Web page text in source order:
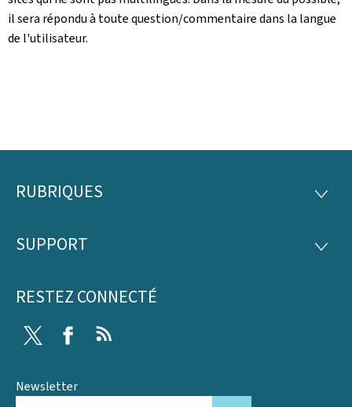
il sera répondu à toute question/commentaire dans la langue
de l'utilisateur.
Pied
page
RUBRIQUES
SUPPORT
RESTEZ CONNECTÉ
Twitter Facebook
Newsletter